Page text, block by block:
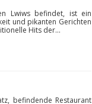
Lwiws befindet, ist ein
und pikanten Gerichten
Hits der...
befindende Restaurant